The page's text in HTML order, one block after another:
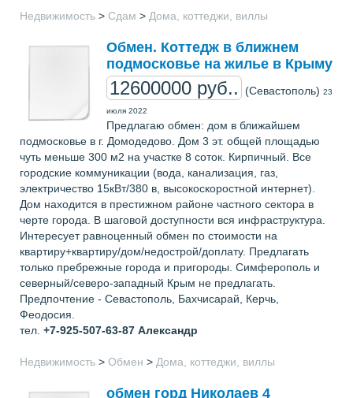
Недвижимость > Сдам > Дома, коттеджи, виллы
Обмен. Коттедж в ближнем
подмосковье на жилье в Крыму
12600000 руб.. (Севастополь) 23
июля 2022
Предлагаю обмен: дом в ближайшем
подмосковье в г. Домодедово. Дом 3 эт. общей площадью
чуть меньше 300 м2 на участке 8 соток. Кирпичный. Все
городские коммуникации (вода, канализация, газ,
электричество 15кВт/380 в, высокоскоростной интернет).
Дом находится в престижном районе частного сектора в
черте города. В шаговой доступности вся инфраструктура.
Интересует равноценный обмен по стоимости на
квартиру+квартиру/дом/недострой/доплату. Предлагать
только пребрежные города и пригороды. Симферополь и
северный/северо-западный Крым не предлагать.
Предпочтение - Севастополь, Бахчисарай, Керчь,
Феодосия.
тел. +7-925-507-63-87 Александр
Недвижимость > Обмен > Дома, коттеджи, виллы
обмен горд Николаев 4